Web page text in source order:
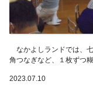
なかよしランドでは、
角つなぎなど、１枚ずつ
2023.07.10